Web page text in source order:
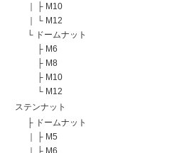
｜
├ M10
｜
└ M12
└ ドームナット
├ M6
├ M8
├ M10
└ M12
ステンナット
├ ドームナット
｜
├ M5
｜
├ M6